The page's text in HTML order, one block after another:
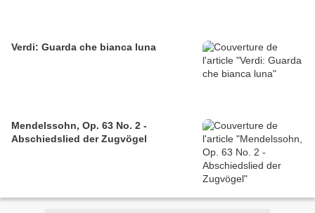
Verdi: Guarda che bianca luna
Mendelssohn, Op. 63 No. 2 -
Abschiedslied der Zugvögel